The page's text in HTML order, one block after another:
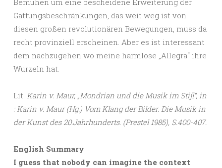
Bemühen um eine bescheidene Erweiterung der
Gattungsbeschränkungen, das weit weg ist von
diesen großen revolutionären Bewegungen, muss da
recht provinziell erscheinen. Aber es ist interessant
dem nachzugehen wo meine harmlose „Allegra“ ihre
Wurzeln hat.
Lit. Karin v. Maur, „Mondrian und die Musik im Stijl“, in
: Karin v. Maur (Hg.) Vom Klang der Bilder. Die Musik in
der Kunst des 20.Jahrhunderts. (Prestel 1985), S.400-407.
English Summary
I guess that nobody can imagine the context